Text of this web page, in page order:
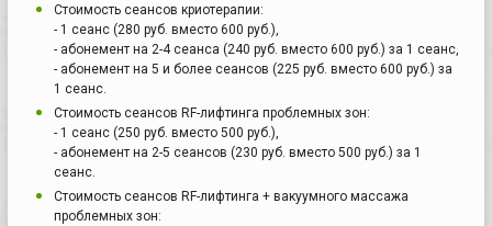
Стоимость сеансов криотерапии:
- 1 сеанс (280 руб. вместо 600 руб.),
- абонемент на 2-4 сеанса (240 руб. вместо 600 руб.) за 1 сеанс,
- абонемент на 5 и более сеансов (225 руб. вместо 600 руб.) за
1 сеанс.
Стоимость сеансов RF-лифтинга проблемных зон:
- 1 сеанс (250 руб. вместо 500 руб.),
- абонемент на 2-5 сеансов (230 руб. вместо 500 руб.) за 1
сеанс.
Стоимость сеансов RF-лифтинга + вакуумного массажа
проблемных зон: